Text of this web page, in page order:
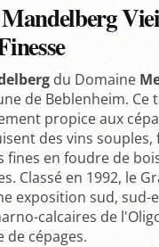
du Domaine
de Beblenheim.
propice aux
des vins
fines en foudre de
Classé en 1992, le
exposition sud,
calcaires de
de cépages.